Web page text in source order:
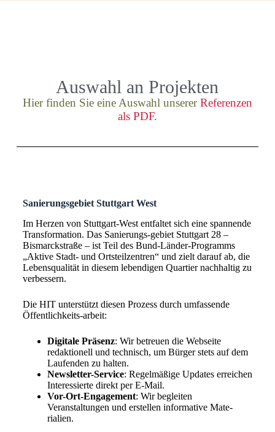
Auswahl an Projekten
Hier finden Sie eine Auswahl unsererReferenzen
als PDF.
Sanierungsgebiet Stuttgart West
Im Herzen von Stuttgart-West entfaltet sich eine spannende
Transformation. Das Sanierungs-gebiet Stuttgart 28 –
Bismarckstraße – ist Teil des Bund-Länder-Programms
„Aktive Stadt- und Ortsteilzentren“ und zielt darauf ab, die
Lebensqualität in diesem lebendigen Quartier nachhaltig zu
verbessern.
Die HIT unterstützt diesen Prozess durch umfassende
Öffentlichkeits-arbeit:
Digitale Präsenz: Wir betreuen die Webseite
redaktionell und technisch, um Bürger stets auf dem
Laufenden zu halten.
Newsletter-Service: Regelmäßige Updates erreichen
Interessierte direkt per E-Mail.
Vor-Ort-Engagement: Wir begleiten
Veranstaltungen und erstellen informative Mate-
rialien.